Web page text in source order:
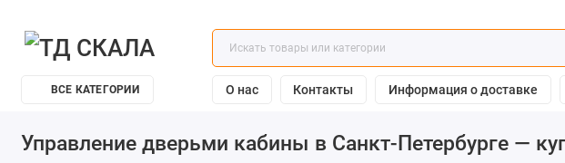
ВСЕ КАТЕГОРИИ О нас Контакты Информация о доставке
Управление дверьми кабины в Санкт-Петербурге —